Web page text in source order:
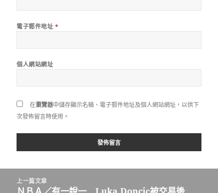
電子郵件地址 *
個人網站網址
在瀏覽器中儲存顯示名稱、電子郵件地址及個人網站網址，以供下
次發佈留言時使用。
上一篇文章
上